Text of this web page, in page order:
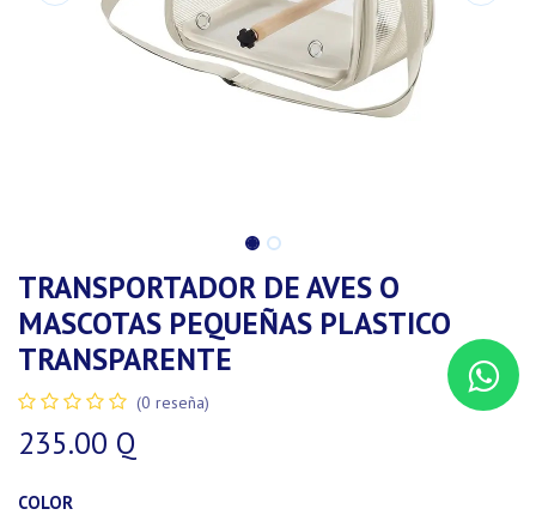
TRANSPORTADOR DE AVES O
MASCOTAS PEQUEÑAS PLASTICO
TRANSPARENTE
(0 reseña)
235.00 Q
COLOR